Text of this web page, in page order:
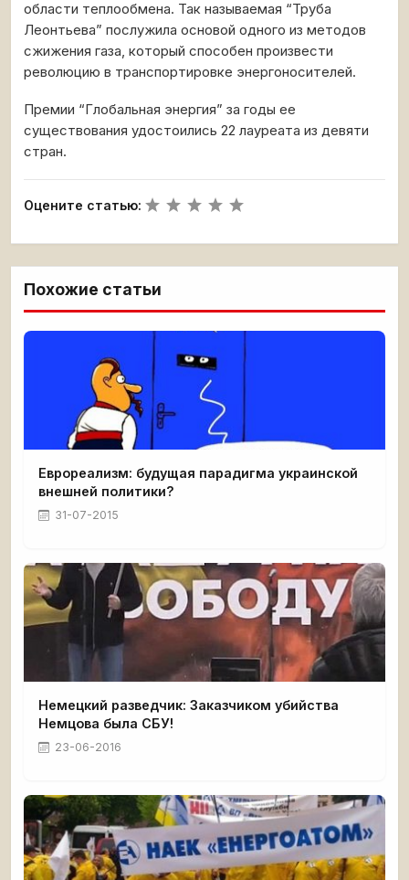
области теплообмена. Так называемая “Труба
Леонтьева” послужила основой одного из методов
сжижения газа, который способен произвести
революцию в транспортировке энергоносителей.
Премии “Глобальная энергия” за годы ее
существования удостоились 22 лауреата из девяти
стран.
Оцените статью:
Похожие статьи
Еврореализм: будущая парадигма украинской
внешней политики?
31-07-2015
Немецкий разведчик: Заказчиком убийства
Немцова была СБУ!
23-06-2016